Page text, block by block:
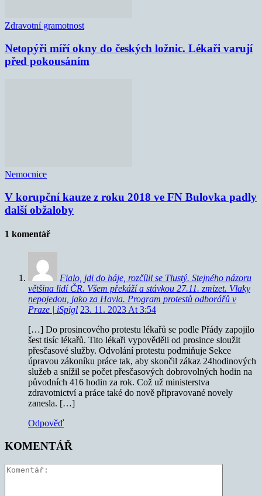
Zdravotní gramotnost
Netopýři míří okny do českých ložnic. Lékaři varují
před pokousáním
Nemocnice
V korupční kauze z roku 2018 ve FN Bulovka padly
další obžaloby
1 komentář
Fialo, jdi do háje, rozčílil se Tlustý. Stejného názoru
většina lidí ČR. Všem překáží a stávkou 27.11. zmizet. Vlaky
nepojedou, jako za Havla. Program protestů odborářů v
Praze | iSpigl 23. 11. 2023 At 3:54
[…] Do prosincového protestu lékařů se podle Přády zapojilo
šest tisíc lékařů. Tito lékaři vypověděli od prosince sloužit
přesčasové služby. Odvolání protestu podmiňuje Sekce
úpravou zákoníku práce tak, aby skončil zákaz 24hodinových
služeb a snížil se počet přesčasových dobrovolných hodin na
původních 416 hodin za rok. Což už ministerstva
zdravotnictví a práce také do nově připravované novely
zanesla. […]
Odpověď
KOMENTÁŘ